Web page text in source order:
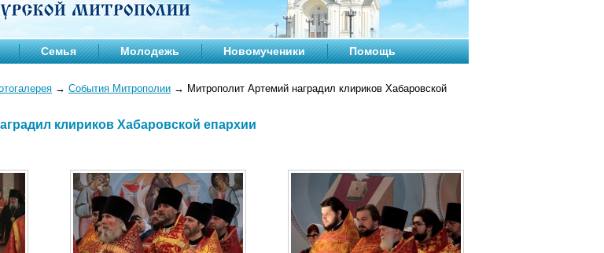
Семья Молодежь Новомученики Помощь
→ События Митрополии → Митрополит Артемий наградил клириков Хабаровской
клириков Хабаровской епархии